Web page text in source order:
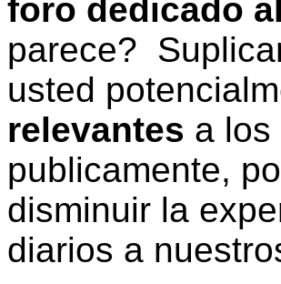
foro dedicado al
parece?
usted
relevantes a los
publicamente,
disminuir la
diarios a